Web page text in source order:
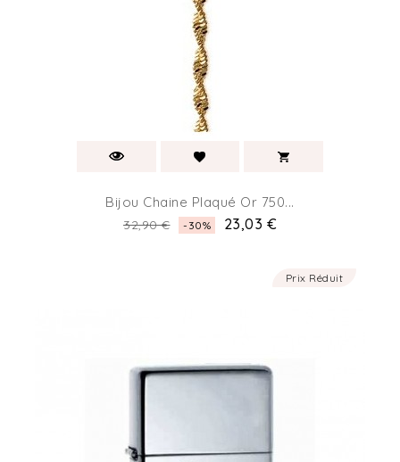
Bijou Chaine Plaqué Or 750...
Prix
32,90 € -30% Prix
23,03 €
Prix Réduit